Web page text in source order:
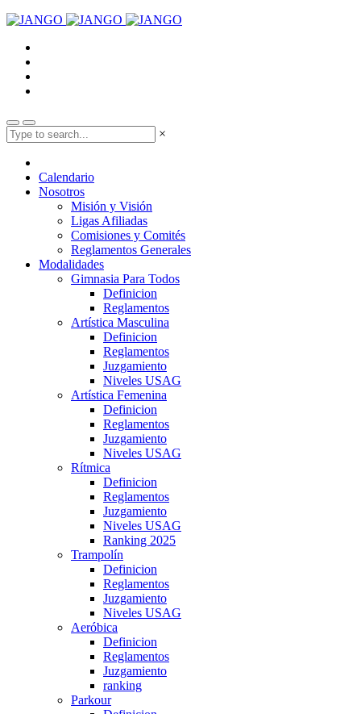
×
Calendario
Nosotros
Misión y Visión
Ligas Afiliadas
Comisiones y Comités
Reglamentos Generales
Modalidades
Gimnasia Para Todos
Definicion
Reglamentos
Artística Masculina
Definicion
Reglamentos
Juzgamiento
Niveles USAG
Artística Femenina
Definicion
Reglamentos
Juzgamiento
Niveles USAG
Rítmica
Definicion
Reglamentos
Juzgamiento
Niveles USAG
Ranking 2025
Trampolín
Definicion
Reglamentos
Juzgamiento
Niveles USAG
Aeróbica
Definicion
Reglamentos
Juzgamiento
ranking
Parkour